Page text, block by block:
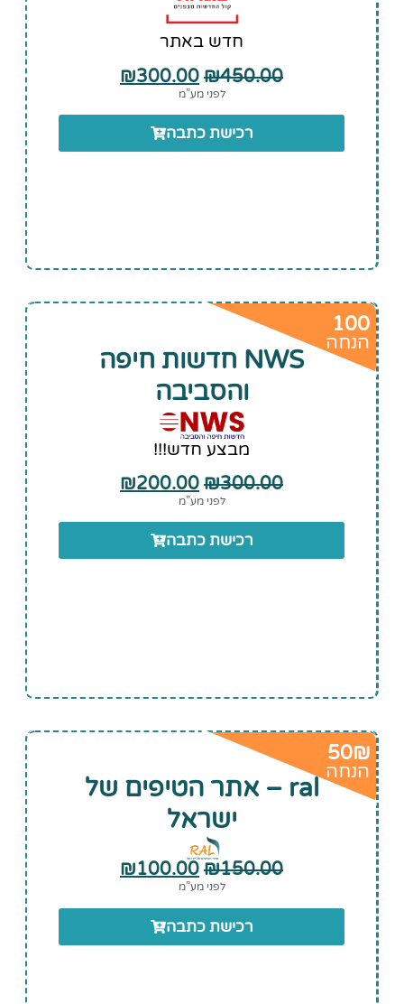
חדש באתר
₪450.00
₪300.00
לפני מע”מ
רכישת כתבה
100
הנחה
NWS חדשות חיפה
והסביבה
מבצע חדש!!!
₪300.00
₪200.00
לפני מע”מ
רכישת כתבה
50₪
הנחה
ral – אתר הטיפים של
ישראל
₪150.00
₪100.00
לפני מע”מ
רכישת כתבה